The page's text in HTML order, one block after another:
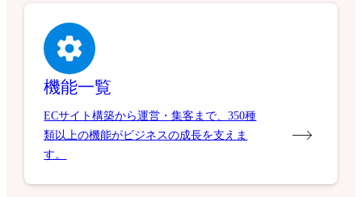
機能一覧
ECサイト構築から運営・集客まで、350種
類以上の機能がビジネスの成長を支えま
す。